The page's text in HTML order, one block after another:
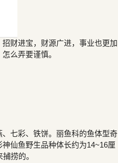
财进宝，财源广进，事业也更加
么弄要谨慎。
七彩、铁饼。丽鱼科的鱼体型奇
仙鱼野生品种体长约为14~16厘
捞的。